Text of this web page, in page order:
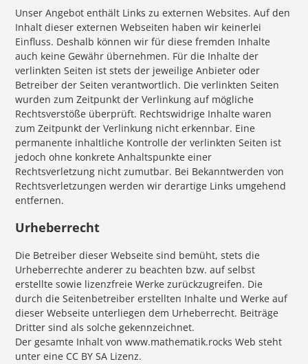
Unser Angebot enthält Links zu externen Websites. Auf den
Inhalt dieser externen Webseiten haben wir keinerlei
Einfluss. Deshalb können wir für diese fremden Inhalte
auch keine Gewähr übernehmen. Für die Inhalte der
verlinkten Seiten ist stets der jeweilige Anbieter oder
Betreiber der Seiten verantwortlich. Die verlinkten Seiten
wurden zum Zeitpunkt der Verlinkung auf mögliche
Rechtsverstöße überprüft. Rechtswidrige Inhalte waren
zum Zeitpunkt der Verlinkung nicht erkennbar. Eine
permanente inhaltliche Kontrolle der verlinkten Seiten ist
jedoch ohne konkrete Anhaltspunkte einer
Rechtsverletzung nicht zumutbar. Bei Bekanntwerden von
Rechtsverletzungen werden wir derartige Links umgehend
entfernen.
Urheberrecht
Die Betreiber dieser Webseite sind bemüht, stets die
Urheberrechte anderer zu beachten bzw. auf selbst
erstellte sowie lizenzfreie Werke zurückzugreifen. Die
durch die Seitenbetreiber erstellten Inhalte und Werke auf
dieser Webseite unterliegen dem Urheberrecht. Beiträge
Dritter sind als solche gekennzeichnet.
Der gesamte Inhalt von www.mathematik.rocks Web steht
unter eine CC BY SA Lizenz.